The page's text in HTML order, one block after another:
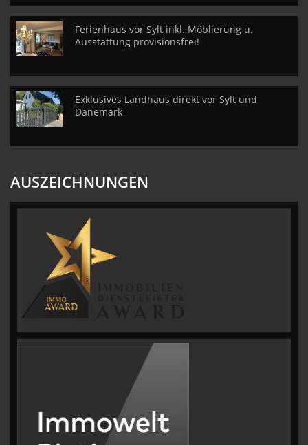
Ferienhaus vor Sylt inkl. Möblierung u.
Ausstattung provisionsfrei!
Exklusives Landhaus direkt vor Sylt und
Dänemark
AUSZEICHNUNGEN